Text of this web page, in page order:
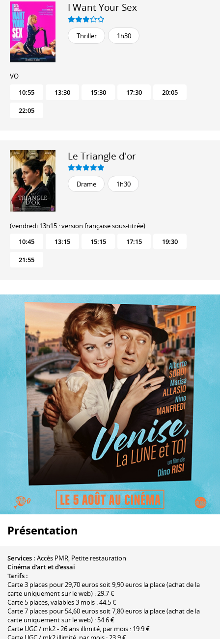
I Want Your Sex
Thriller 1h30
VO
10:55
13:30 15:30 17:30 20:05
22:05
Le Triangle d'or
Drame 1h30
(vendredi 13h15 : version française sous-titrée)
10:45
13:15 15:15 17:15 19:30
21:55
Présentation
Services : Accès PMR, Petite restauration
Cinéma d'art et d'essai
Tarifs :
Carte 3 places pour 29,70 euros soit 9,90 euros la place (achat de la
carte uniquement sur le web) : 29.7 €
Carte 5 places, valables 3 mois : 44.5 €
Carte 7 places pour 54,60 euros soit 7,80 euros la place (achat de la
carte uniquement sur le web) : 54.6 €
Carte UGC / mk2 - 26 ans illimité, par mois : 19.9 €